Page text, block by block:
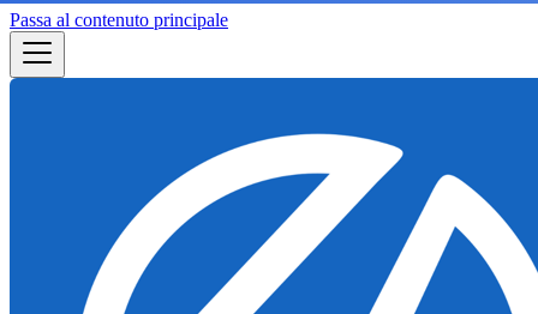
Passa al contenuto principale